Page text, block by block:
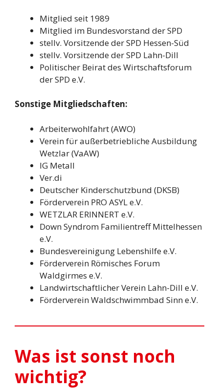
Mitglied seit 1989
Mitglied im Bundesvorstand der SPD
stellv. Vorsitzende der SPD Hessen-Süd
stellv. Vorsitzende der SPD Lahn-Dill
Politischer Beirat des Wirtschaftsforum
der SPD e.V.
Sonstige Mitgliedschaften:
Arbeiterwohlfahrt (AWO)
Verein für außerbetriebliche Ausbildung
Wetzlar (VaAW)
IG Metall
Ver.di
Deutscher Kinderschutzbund (DKSB)
Förderverein PRO ASYL e.V.
WETZLAR ERINNERT e.V.
Down Syndrom Familientreff Mittelhessen
e.V.
Bundesvereinigung Lebenshilfe e.V.
Förderverein Römisches Forum
Waldgirmes e.V.
Landwirtschaftlicher Verein Lahn-Dill e.V.
Förderverein Waldschwimmbad Sinn e.V.
Was ist sonst noch
wichtig?